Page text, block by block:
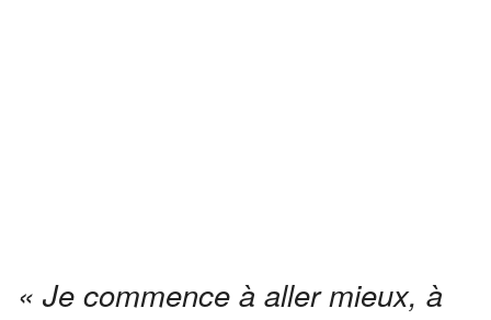
« Je commence à aller mieux, à